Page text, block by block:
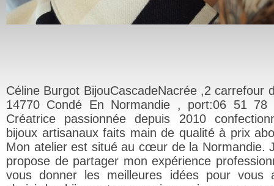
Céline Burgot BijouCascadeNacrée ,2 carrefour
14770 Condé En Normandie , port:06 51 78
Créatrice passionnée depuis 2010
bijoux artisanaux faits main de qualité à prix
Mon atelier est situé au cœur de la Normandie.
propose de partager mon expérience
vous donner les meilleures idées pour vous